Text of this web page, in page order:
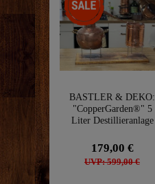
BASTLER & DEKO:
"CopperGarden®" 5
Liter Destillieranlage
UVP: 599,00 €
179,00 €